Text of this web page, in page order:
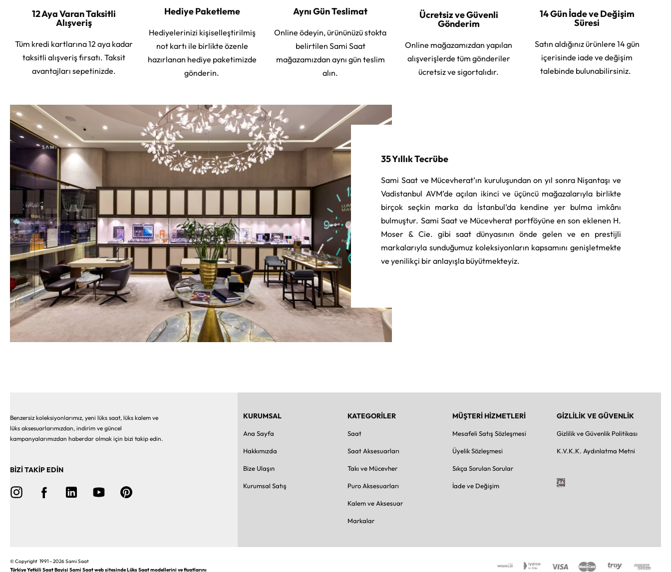
12 Aya Varan Taksitli
Alışveriş
Tüm kredi kartlarına 12 aya kadar
taksitli alışveriş fırsatı. Taksit
avantajları sepetinizde.
Hediye Paketleme
Hediyelerinizi kişiselleştirilmiş
not kartı ile birlikte özenle
hazırlanan hediye paketimizde
gönderin.
Aynı Gün Teslimat
Online ödeyin, ürününüzü stokta
belirtilen Sami Saat
mağazamızdan aynı gün teslim
alın.
Ücretsiz ve Güvenli
Gönderim
Online mağazamızdan yapılan
alışverişlerde tüm gönderiler
ücretsiz ve sigortalıdır.
14 Gün İade ve Değişim
Süresi
Satın aldığınız ürünlere 14 gün
içerisinde iade ve değişim
talebinde bulunabilirsiniz.
35 Yıllık Tecrübe
Sami Saat ve Mücevherat’ın kuruluşundan on yıl sonra Nişantaşı ve
Vadistanbul AVM’de açılan ikinci ve üçüncü mağazalarıyla birlikte
birçok seçkin marka da İstanbul’da kendine yer bulma imkânı
bulmuştur. Sami Saat ve Mücevherat portföyüne en son eklenen H.
Moser & Cie. gibi saat dünyasının önde gelen ve en prestijli
markalarıyla sunduğumuz koleksiyonların kapsamını genişletmekte
ve yenilikçi bir anlayışla büyütmekteyiz.
Benzersiz koleksiyonlarımız, yeni lüks saat, lüks kalem ve
lüks aksesuarlarımızdan, indirim ve güncel
kampanyalarımızdan haberdar olmak için bizi takip edin.
BİZİ TAKİP EDİN
KURUMSAL
Ana Sayfa
Hakkımızda
Bize Ulaşın
Kurumsal Satış
KATEGORİLER
Saat
Saat Aksesuarları
Takı ve Mücevher
Puro Aksesuarları
Kalem ve Aksesuar
Markalar
MÜŞTERİ HİZMETLERİ
Mesafeli Satış Sözleşmesi
Üyelik Sözleşmesi
Sıkça Sorulan Sorular
İade ve Değişim
GİZLİLİK VE GÜVENLİK
Gizlilik ve Güvenlik Politikası
K.V.K.K. Aydınlatma Metni
© Copyright 1991 – 2026 Sami Saat
Türkiye Yetkili Saat Bayisi Sami Saat web sitesinde Lüks Saat modellerini ve fiyatlarını